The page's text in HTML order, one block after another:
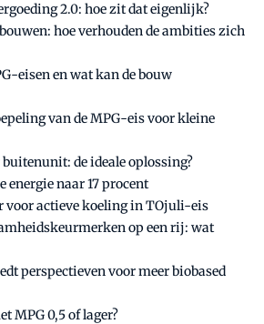
2.0: hoe zit dat eigenlijk?
hoe verhouden de ambities zich
eisen en wat kan de bouw
van de MPG-eis voor kleine
de ideale oplossing?
energie naar 17 procent
voor actieve koeling in TOjuli-eis
op een rij: wat
perspectieven voor meer biobased
MPG 0,5 of lager?